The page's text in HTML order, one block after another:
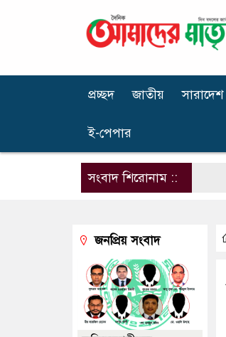
প্রচ্ছদ জাতীয় সারাদেশ
ই-পেপার
সংবাদ শিরোনাম ::
জনপ্রিয় সংবাদ